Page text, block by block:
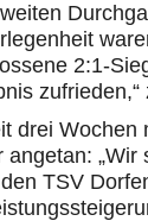
2:1-
drei
TSV